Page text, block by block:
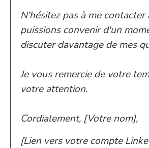
N'hésitez pas à me
puissions convenir d'un
discuter davantage de mes
Je vous remercie de votre
votre attention.
Cordialement, [Votre nom],
[Lien vers votre compte